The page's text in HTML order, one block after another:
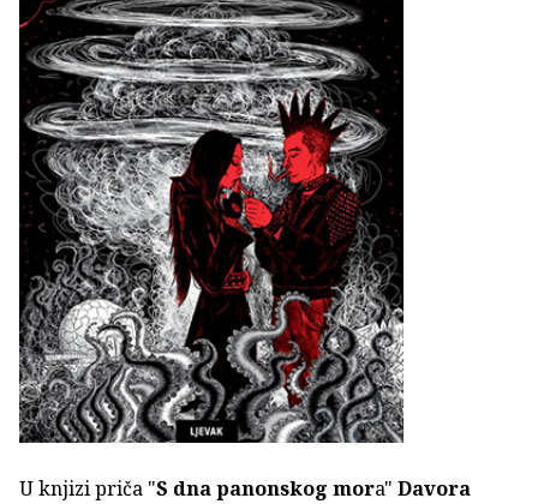
U knjizi priča "S dna panonskog mora" Davora